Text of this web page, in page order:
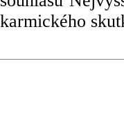
karmického